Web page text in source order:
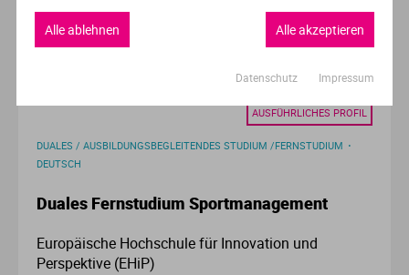
SRH Haarlem University of Applied Sciences
Haarlem
DUALES / AUSBILDUNGSBEGLEITENDES STUDIUM /FERNSTUDIUM
DEUTSCH
AUSFÜHRLICHES PROFIL
Duales Fernstudium Sportmanagement
Europäische Hochschule für Innovation und
Perspektive (EHiP)
Alle akzeptieren
Alle ablehnen
Datenschutz Impressum